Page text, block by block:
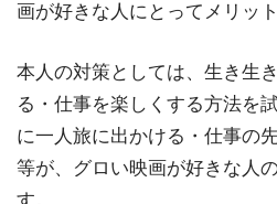
画が好きな人にとってメリッ
本人の対策としては、生き生
る・仕事を楽しくする方法を
に一人旅に出かける・仕事の
等が、グロい映画が好きな人